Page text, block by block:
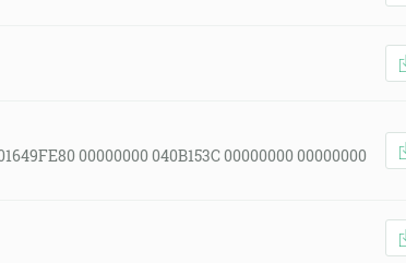
00000000 040B153C 00000000 00000000